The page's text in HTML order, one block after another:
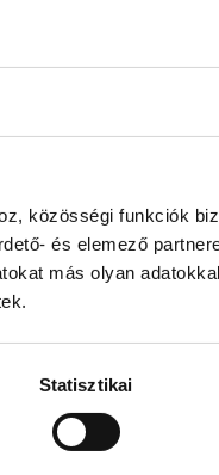
közösségi funkciók
és elemező
más olyan
Statisztikai